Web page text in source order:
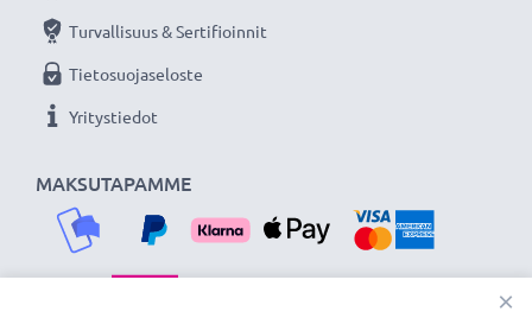
MAKSUTAPAMME
Turvallisuus & Sertifioinnit
Tietosuojaseloste
Yritystiedot
×